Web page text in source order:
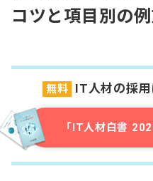
コツと項目別の
無料 IT人材の採
「IT人材白書